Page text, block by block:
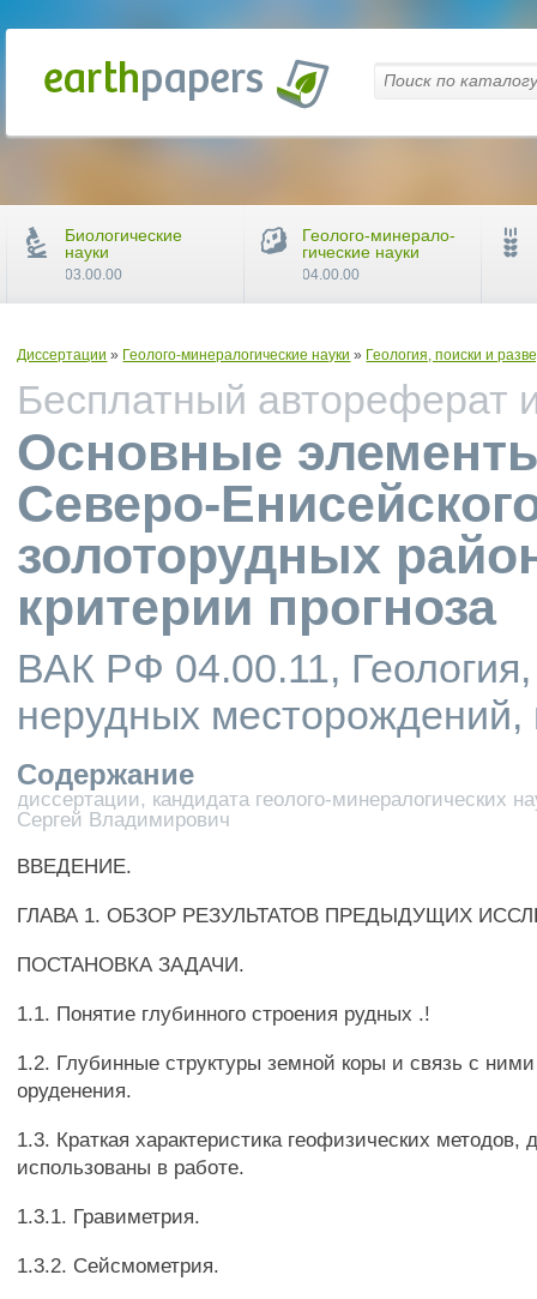
Диссертации » Геолого-минералогические науки » Геология, поиски и
Бесплатный автореферат
Основные
Северо-
золоторудных
критерии прогноза
ВАК РФ 04.00.11,
нерудных месторождений,
Содержание
диссертации, кандидата геолого-минералогических
Сергей Владимирович
ВВЕДЕНИЕ.
ГЛАВА 1. ОБЗОР РЕЗУЛЬТАТОВ ПРЕДЫДУЩИХ
ПОСТАНОВКА ЗАДАЧИ.
1.1. Понятие глубинного строения рудных .!
1.2. Глубинные структуры земной коры и связь с ними
оруденения.
1.3. Краткая характеристика геофизических методов,
использованы в работе.
1.3.1. Гравиметрия.
1.3.2. Сейсмометрия.
Биологические
науки
03.00.00
Геолого-минерало-
гические науки
04.00.00